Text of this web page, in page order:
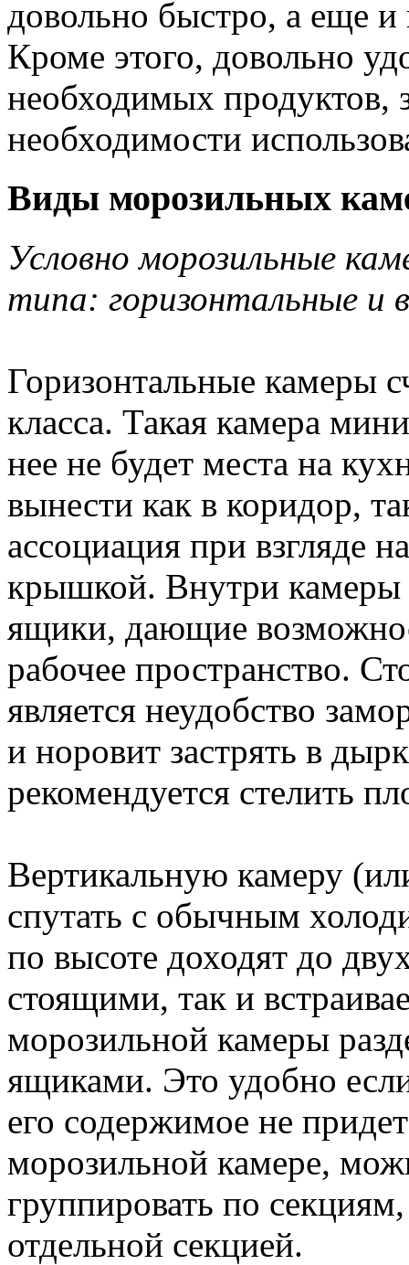
довольно быстро, а еще
Кроме этого, довольно
необходимых продуктов,
необходимости
Виды морозильных
Условно морозильные
типа: горизонтальные и
Горизонтальные камеры
класса. Такая камера
нее не будет места на
вынести как в коридор,
ассоциация при взгляде
крышкой. Внутри камеры
ящики, дающие
рабочее пространство.
является неудобство
и норовит застрять в
рекомендуется стелить
Вертикальную камеру
спутать с обычным
по высоте доходят до
стоящими, так и
морозильной камеры
ящиками. Это удобно
его содержимое не
морозильной камере,
группировать по
отдельной секцией.